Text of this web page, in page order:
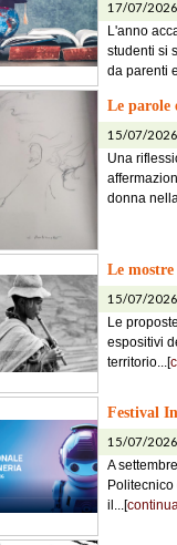
17/07/2026
L'anno
studenti si
da parenti
Le parole
15/07/2026
Una
donna
Le mostre
15/07/2026
Le
espositivi
territorio...[
Festival
15/07/2026
A
il...[